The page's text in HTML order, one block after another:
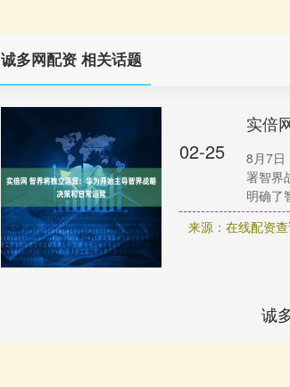
诚多网配资 相关话题
02-25
实倍
8月7日
署智界
明确了
来源：在线配资
诚